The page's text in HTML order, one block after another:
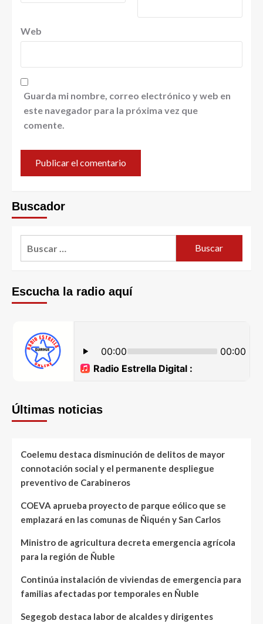
Web
Guarda mi nombre, correo electrónico y web en
este navegador para la próxima vez que
comente.
Buscador
Escucha la radio aquí
Últimas noticias
Coelemu destaca disminución de delitos de mayor
connotación social y el permanente despliegue
preventivo de Carabineros
COEVA aprueba proyecto de parque eólico que se
emplazará en las comunas de Ñiquén y San Carlos
Ministro de agricultura decreta emergencia agrícola
para la región de Ñuble
Continúa instalación de viviendas de emergencia para
familias afectadas por temporales en Ñuble
Segegob destaca labor de alcaldes y dirigentes